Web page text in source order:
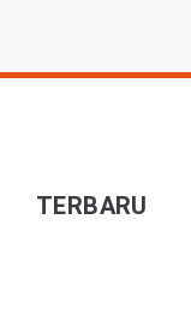
isi
TERBARU